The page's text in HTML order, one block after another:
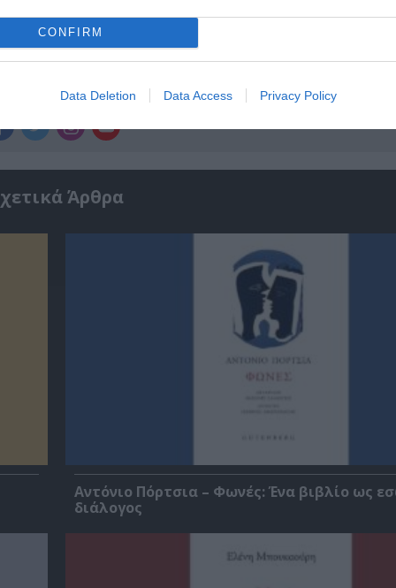
CONFIRM
Data Deletion Data Access Privacy Policy
και τον Πολιτισμό!
το Culturenow.gr
Άρθρα
Αντόνιο Πόρτσια – Φωνές: Ένα βιβλίο ως
διάλογος